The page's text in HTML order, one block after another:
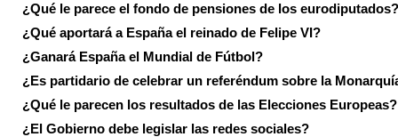
¿Qué le parece el fondo de pensiones de los eurodiputados?
¿Qué aportará a España el reinado de Felipe VI?
¿Ganará España el Mundial de Fútbol?
¿Es partidario de celebrar un referéndum sobre la
¿Qué le parecen los resultados de las Elecciones Europeas?
¿El Gobierno debe legislar las redes sociales?